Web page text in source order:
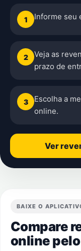
1 Informe seu
2
Veja as
prazo de
3
Escolha a
online.
Ver
BAIXE O
Compare
online